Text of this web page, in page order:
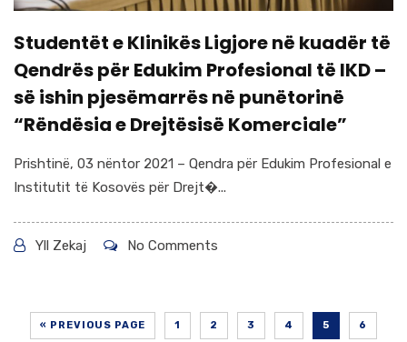
Studentët e Klinikës Ligjore në kuadër të
Qendrës për Edukim Profesional të IKD –
së ishin pjesëmarrës në punëtorinë
“Rëndësia e Drejtësisë Komerciale”
Prishtinë, 03 nëntor 2021 – Qendra për Edukim Profesional e
Institutit të Kosovës për Drejt�...
Yll Zekaj No Comments
« PREVIOUS PAGE 1 2 3 4 5 6